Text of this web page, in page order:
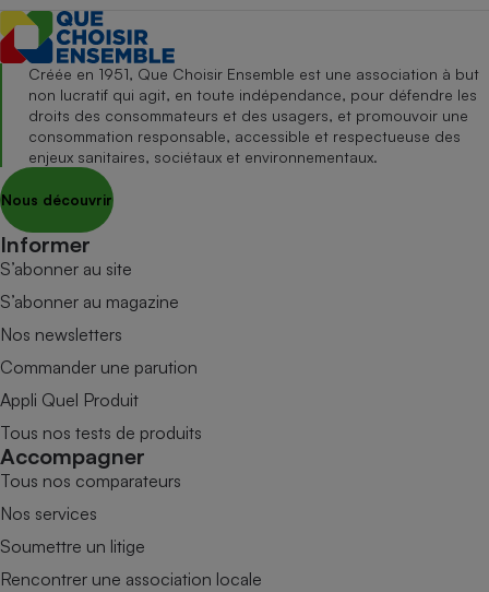
Créée en 1951, Que Choisir Ensemble est une association à but
non lucratif qui agit, en toute indépendance, pour défendre les
droits des consommateurs et des usagers, et promouvoir une
consommation responsable, accessible et respectueuse des
enjeux sanitaires, sociétaux et environnementaux.
Nous découvrir
Informer
S’abonner au site
S’abonner au magazine
Nos newsletters
Commander une parution
Appli Quel Produit
Tous nos tests de produits
Accompagner
Tous nos comparateurs
Nos services
Soumettre un litige
Rencontrer une association locale